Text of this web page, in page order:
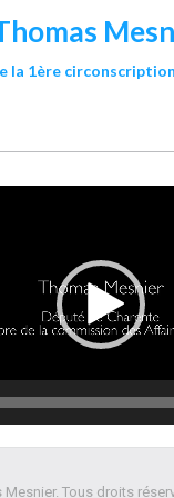
la 1ère
Tous droits